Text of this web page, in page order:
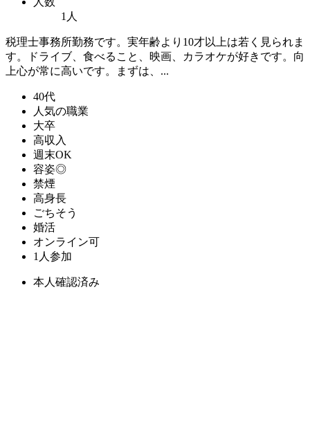
1人
税理士事務所勤務です。実年齢より10才以上は若く見られま
す。ドライブ、食べること、映画、カラオケが好きです。向
上心が常に高いです。まずは、...
40代
人気の職業
大卒
高収入
週末OK
容姿◎
禁煙
高身長
ごちそう
婚活
オンライン可
1人参加
本人確認済み